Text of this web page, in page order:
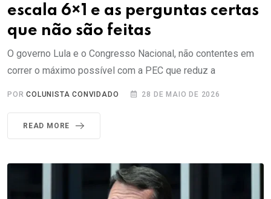
escala 6×1 e as perguntas certas
que não são feitas
O governo Lula e o Congresso Nacional, não contentes em
correr o máximo possível com a PEC que reduz a
PORCOLUNISTA CONVIDADO 28 DE MAIO DE 2026
READ MORE